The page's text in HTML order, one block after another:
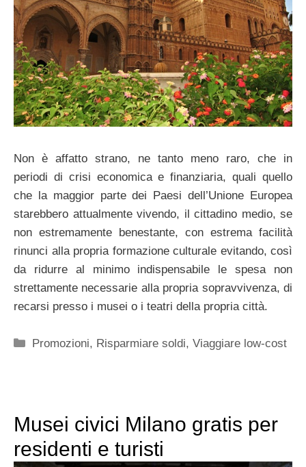
Non è affatto strano, ne tanto meno raro, che in
periodi di crisi economica e finanziaria, quali quello
che la maggior parte dei Paesi dell’Unione Europea
starebbero attualmente vivendo, il cittadino medio, se
non estremamente benestante, con estrema facilità
rinunci alla propria formazione culturale evitando, così
da ridurre al minimo indispensabile le spesa non
strettamente necessarie alla propria sopravvivenza, di
recarsi presso i musei o i teatri della propria città.
Categorie
Promozioni, Risparmiare soldi,Viaggiare low-cost
Musei civici Milano gratis per
residenti e turisti